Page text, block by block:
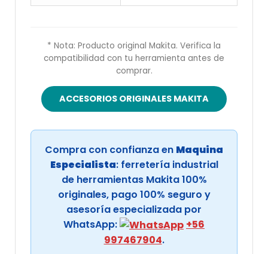
* Nota: Producto original Makita. Verifica la
compatibilidad con tu herramienta antes de
comprar.
ACCESORIOS ORIGINALES MAKITA
Compra con confianza en Maquina
Especialista: ferretería industrial
de herramientas Makita 100%
originales, pago 100% seguro y
asesoría especializada por
WhatsApp:
+56
997467904.